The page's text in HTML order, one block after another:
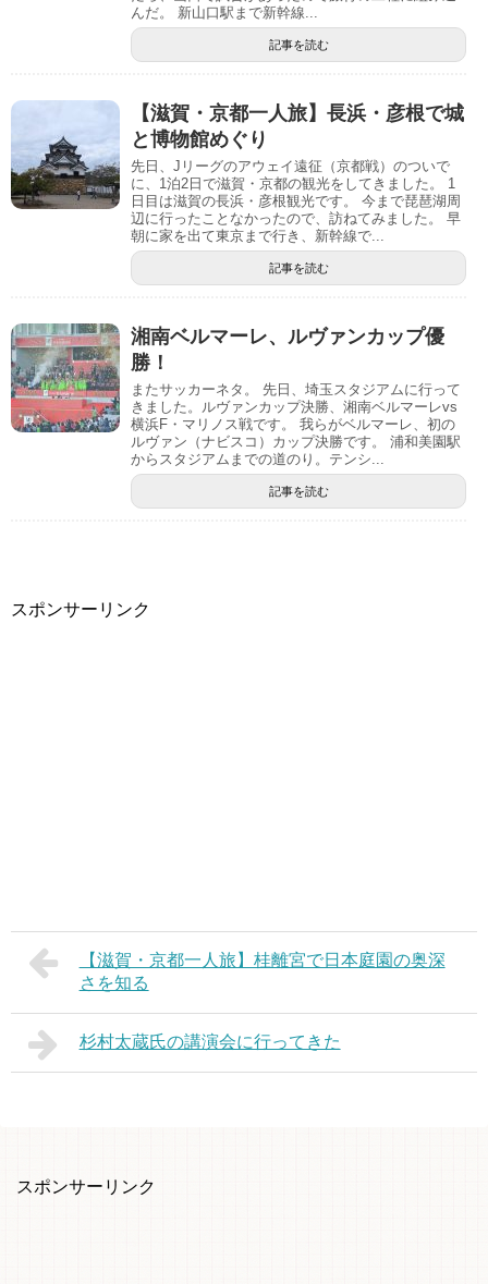
んだ。 新山口駅まで新幹線...
記事を読む
【滋賀・京都一人旅】長浜・彦根で城
と博物館めぐり
先日、Jリーグのアウェイ遠征（京都戦）のついで
に、1泊2日で滋賀・京都の観光をしてきました。 1
日目は滋賀の長浜・彦根観光です。 今まで琵琶湖周
辺に行ったことなかったので、訪ねてみました。 早
朝に家を出て東京まで行き、新幹線で...
記事を読む
湘南ベルマーレ、ルヴァンカップ優
勝！
またサッカーネタ。 先日、埼玉スタジアムに行って
きました。ルヴァンカップ決勝、湘南ベルマーレvs
横浜F・マリノス戦です。 我らがベルマーレ、初の
ルヴァン（ナビスコ）カップ決勝です。 浦和美園駅
からスタジアムまでの道のり。テンシ...
記事を読む
スポンサーリンク
【滋賀・京都一人旅】桂離宮で日本庭園の奥深
さを知る
杉村太蔵氏の講演会に行ってきた
スポンサーリンク